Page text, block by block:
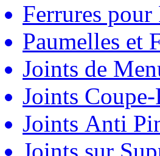
Ferrures pour
Paumelles et
Joints de
Joints Coupe-
Joints Anti